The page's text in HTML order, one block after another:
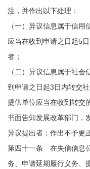
注，并作出以下处理：
（一）异议信息属于信用
应当在收到申请之日起5
者；
（二）异议信息属于社
到申请之日起3日内转交
提供单位应当在收到转交
书面告知发展改革部门，
异议提出者；作出不予更
第四十一条 在失信信息
务、申请延期履行义务、